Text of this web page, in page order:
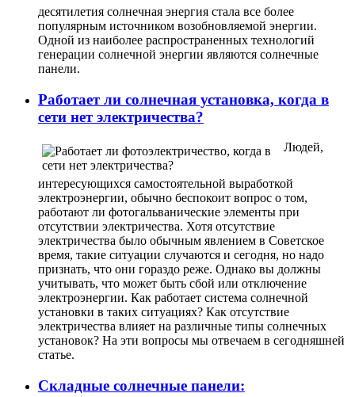
десятилетия солнечная энергия стала все более
популярным источником возобновляемой энергии.
Одной из наиболее распространенных технологий
генерации солнечной энергии являются солнечные
панели.
Работает ли солнечная установка, когда в
сети нет электричества?
Людей,
интересующихся самостоятельной выработкой
электроэнергии, обычно беспокоит вопрос о том,
работают ли фотогальванические элементы при
отсутствии электричества. Хотя отсутствие
электричества было обычным явлением в Советское
время, такие ситуации случаются и сегодня, но надо
признать, что они гораздо реже. Однако вы должны
учитывать, что может быть сбой или отключение
электроэнергии. Как работает система солнечной
установки в таких ситуациях? Как отсутствие
электричества влияет на различные типы солнечных
установок? На эти вопросы мы отвечаем в сегодняшней
статье.
Складные солнечные панели: